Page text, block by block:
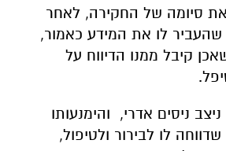
סיומה של החקירה, לאחר
לו את המידע כאמור,
קיבל ממנו הדיווח על
ניסים אדרי, והימנעותו
לו לבירור ולטיפול,